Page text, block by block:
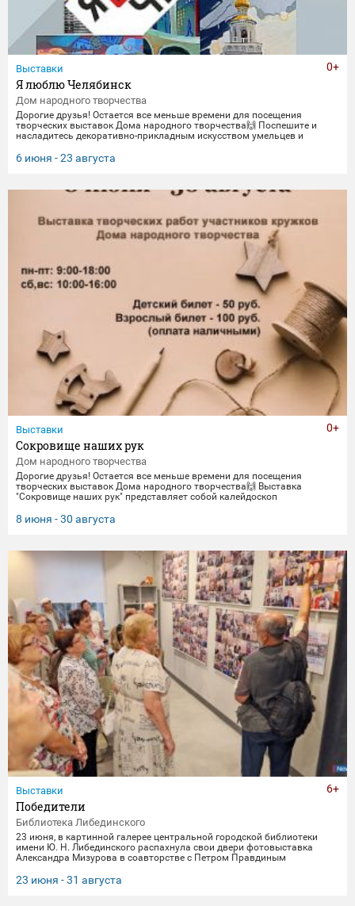
Выставки
Я люблю Челябинск
Дом народного творчества
Дорогие друзья! Остается все меньше времени для посещения
творческих выставок Дома народного творчества🙌 Поспешите и
насладитесь декоративно-прикладным искусством умельцев и
посвящена 290-летнему юбилею Челябинска. Работы выполнены
студентами кафедры декоративно-прикладного искусства ЧГИК.
6 июня - 23 августа
0+
Выставки
Сокровище наших рук
Дом народного творчества
Дорогие друзья! Остается все меньше времени для посещения
творческих выставок Дома народного творчества🙌 Выставка
"Сокровище наших рук" представляет собой калейдоскоп
выполнены мастерами и профессионалами своего дела -
сотрудниками Дома народного творчества. Посетить выставку
8 июня - 30 августа
0+
Выставки
Победители
Библиотека Либединского
23 июня, в картинной галерее центральной городской библиотеки
имени Ю. Н. Либединского распахнула свои двери фотовыставка
Александра Мизурова в соавторстве с Петром Правдиным
"Дирижабль" в праздничные майские дни). 250 фотографий - и за
каждым кадром 40 лет неустанной работы мастера, 40 лет трепетного
23 июня - 31 августа
6+